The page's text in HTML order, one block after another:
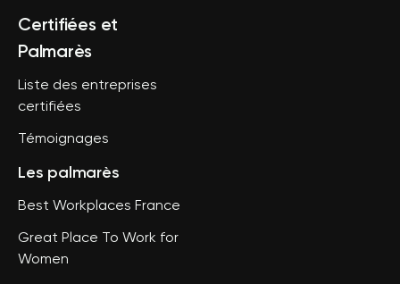
Certifiées et
Palmarès
Liste des entreprises
certifiées
Témoignages
Les palmarès
Best Workplaces France
Great Place To Work for
Women